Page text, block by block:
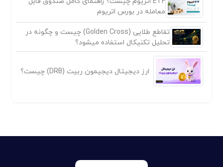
ETF اتریوم چیست؟ راهنمای کامل صندوق قابل
معامله در بورس اتریوم
تقاطع طلایی (Golden Cross) چیست و چگونه در
تحلیل تکنیکال استفاده میشود؟
ارز دیجیتال دیجیمون ربیت (DRB) چیست؟